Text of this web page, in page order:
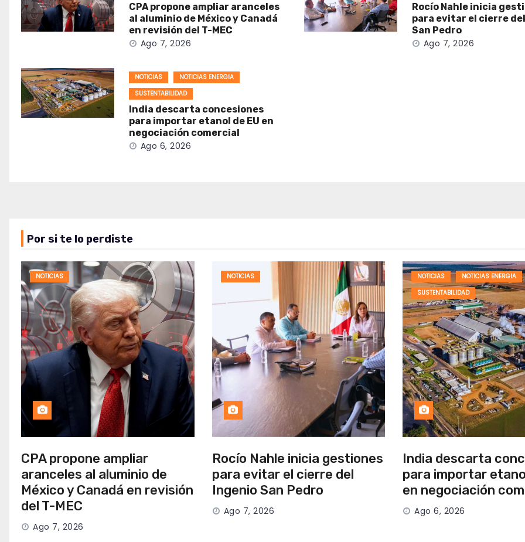
CPA propone ampliar aranceles
al aluminio de México y Canadá
en revisión del T-MEC
Ago 7, 2026
Rocío Nahle inicia
para evitar el cierre
San Pedro
Ago 7, 2026
NOTICIAS
NOTICIAS ENERGIA
SUSTENTABILIDAD
India descarta concesiones
para importar etanol de EU en
negociación comercial
Ago 6, 2026
Por si te lo perdiste
NOTICIAS
CPA propone ampliar
aranceles al aluminio de
México y Canadá en revisión
del T-MEC
Ago 7, 2026
NOTICIAS
Rocío Nahle inicia gestiones
para evitar el cierre del
Ingenio San Pedro
Ago 7, 2026
NOTICIAS
NOTICIAS ENERGIA
SUSTENTABILIDAD
India descarta
para importar
en negociación
Ago 6, 2026